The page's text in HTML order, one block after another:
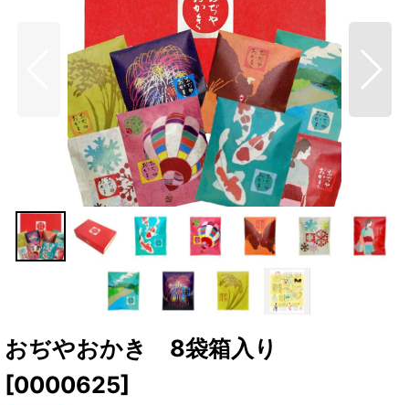
おぢやおかき 8袋箱入り
[0000625]